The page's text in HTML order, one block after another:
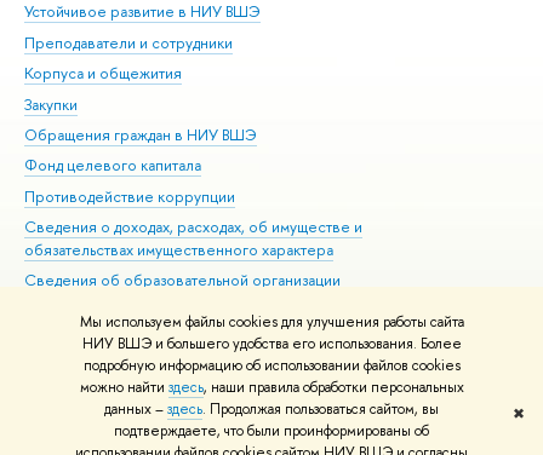
Мы используем файлы cookies для улучшения работы сайта
НИУ ВШЭ и большего удобства его использования. Более
подробную информацию об использовании файлов cookies
можно найти здесь, наши правила обработки персональных
данных –здесь. Продолжая пользоваться сайтом, вы
подтверждаете, что были проинформированы об
✖
Устойчивое развитие в НИУ ВШЭ
Преподаватели и сотрудники
Корпуса и общежития
Закупки
Обращения граждан в НИУ ВШЭ
Фонд целевого капитала
Противодействие коррупции
Сведения о доходах, расходах, об имуществе и
обязательствах имущественного характера
Сведения об образовательной организации
Людям с ограниченными возможностями здоровья
Единая платежная страница
Работа в Вышке